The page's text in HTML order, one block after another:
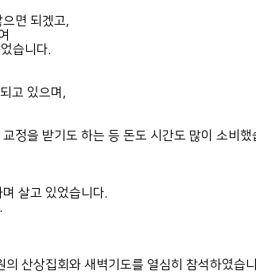
면 되겠고,
습니다.
고 있으며,
정을 받기도 하는 등 돈도 시간도 많이 소비했
살고 있었습니다.
산상집회와 새벽기도를 열심히 참석하였습